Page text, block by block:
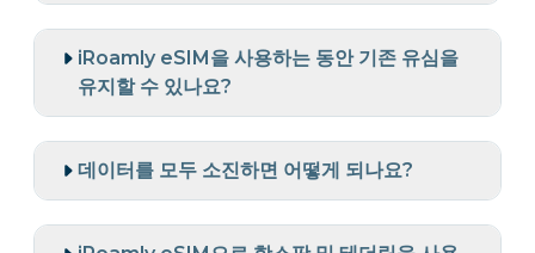
iRoamly eSIM을 사용하는 동안 기존 유심을
유지할 수 있나요?
데이터를 모두 소진하면 어떻게 되나요?